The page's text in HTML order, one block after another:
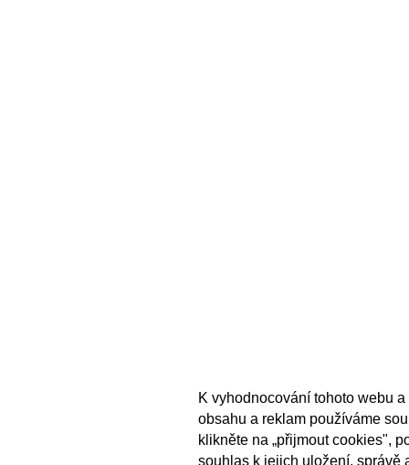
K vyhodnocování tohoto webu
obsahu a reklam používáme
klikněte na „přijmout cookies",
souhlas k jejich uložení, správě